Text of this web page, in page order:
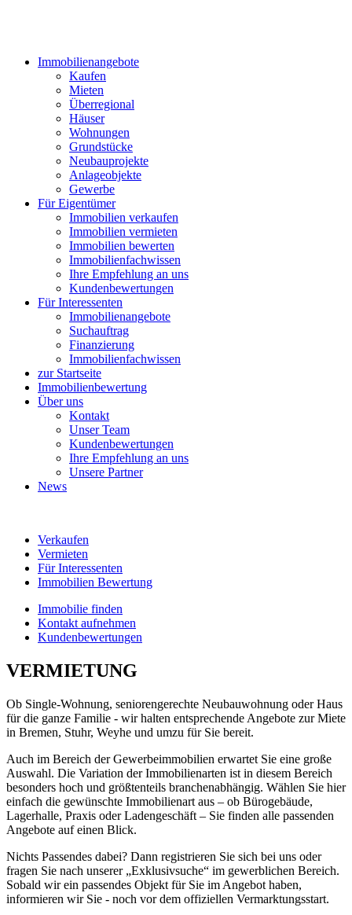
Immobilienangebote
Kaufen
Mieten
Überregional
Häuser
Wohnungen
Grundstücke
Neubauprojekte
Anlageobjekte
Gewerbe
Für Eigentümer
Immobilien verkaufen
Immobilien vermieten
Immobilien bewerten
Immobilienfachwissen
Ihre Empfehlung an uns
Kundenbewertungen
Für Interessenten
Immobilienangebote
Suchauftrag
Finanzierung
Immobilienfachwissen
zur Startseite
Immobilienbewertung
Über uns
Kontakt
Unser Team
Kundenbewertungen
Ihre Empfehlung an uns
Unsere Partner
News
Verkaufen
Vermieten
Für Interessenten
Immobilien Bewertung
Immobilie finden
Kontakt aufnehmen
Kundenbewertungen
VERMIETUNG
Ob Single-Wohnung, seniorengerechte Neubauwohnung oder Haus
für die ganze Familie - wir halten entsprechende Angebote zur Miete
in Bremen, Stuhr, Weyhe und umzu für Sie bereit.
Auch im Bereich der Gewerbeimmobilien erwartet Sie eine große
Auswahl. Die Variation der Immobilienarten ist in diesem Bereich
besonders hoch und größtenteils branchenabhängig. Wählen Sie hier
einfach die gewünschte Immobilienart aus – ob Bürogebäude,
Lagerhalle, Praxis oder Ladengeschäft – Sie finden alle passenden
Angebote auf einen Blick.
Nichts Passendes dabei? Dann registrieren Sie sich bei uns oder
fragen Sie nach unserer „Exklusivsuche“ im gewerblichen Bereich.
Sobald wir ein passendes Objekt für Sie im Angebot haben,
informieren wir Sie - noch vor dem offiziellen Vermarktungsstart.